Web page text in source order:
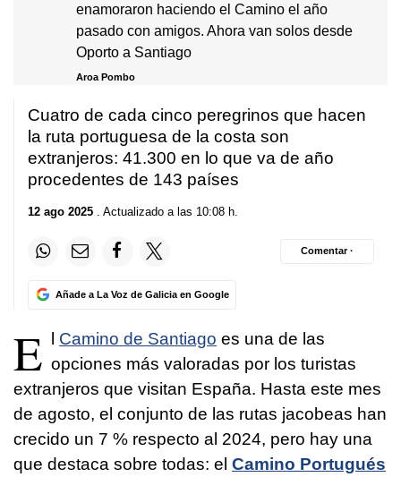
enamoraron haciendo el Camino el año
pasado con amigos. Ahora van solos desde
Oporto a Santiago
Aroa Pombo
Cuatro de cada cinco peregrinos que hacen
la ruta portuguesa de la costa son
extranjeros: 41.300 en lo que va de año
procedentes de 143 países
12 ago 2025 . Actualizado a las 10:08 h.
Añade a La Voz de Galicia en Google
Comentar ·
E l Camino de Santiago es una de las
opciones más valoradas por los turistas
extranjeros que visitan España. Hasta este mes
de agosto, el conjunto de las rutas jacobeas han
crecido un 7 % respecto al 2024, pero hay una
que destaca sobre todas: el Camino Portugués